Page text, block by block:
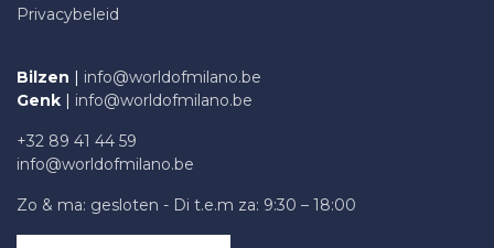
Privacybeleid
Bilzen | info@worldofmilano.be
Genk | info@worldofmilano.be
+32 89 41 44 59
info@worldofmilano.be
Zo & ma: gesloten - Di t.e.m za: 9:30 – 18:00